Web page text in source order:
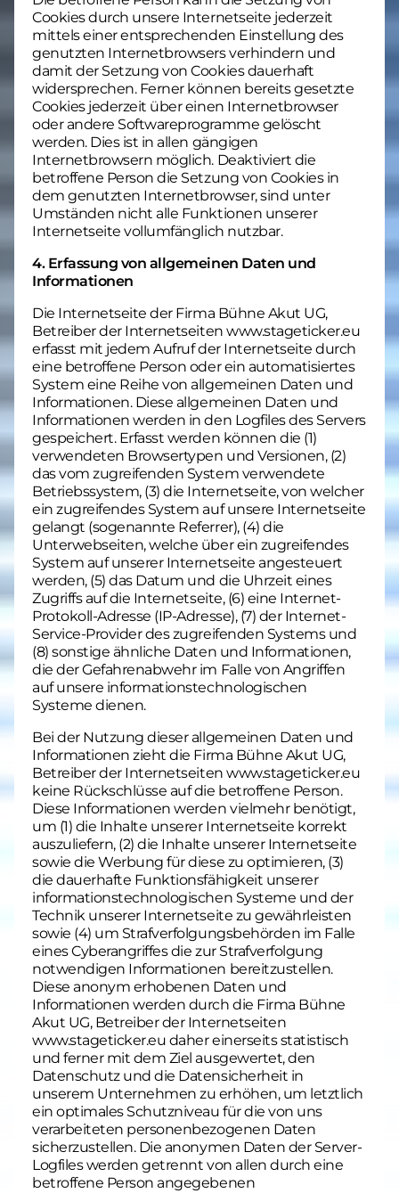
Cookies durch unsere Internetseite jederzeit
mittels einer entsprechenden Einstellung des
genutzten Internetbrowsers verhindern und
damit der Setzung von Cookies dauerhaft
widersprechen. Ferner können bereits gesetzte
Cookies jederzeit über einen Internetbrowser
oder andere Softwareprogramme gelöscht
werden. Dies ist in allen gängigen
Internetbrowsern möglich. Deaktiviert die
betroffene Person die Setzung von Cookies in
dem genutzten Internetbrowser, sind unter
Umständen nicht alle Funktionen unserer
Internetseite vollumfänglich nutzbar.
4. Erfassung von allgemeinen Daten und
Informationen
Die Internetseite der Firma Bühne Akut UG,
Betreiber der Internetseiten www.stageticker.eu
erfasst mit jedem Aufruf der Internetseite durch
eine betroffene Person oder ein automatisiertes
System eine Reihe von allgemeinen Daten und
Informationen. Diese allgemeinen Daten und
Informationen werden in den Logfiles des Servers
gespeichert. Erfasst werden können die (1)
verwendeten Browsertypen und Versionen, (2)
das vom zugreifenden System verwendete
Betriebssystem, (3) die Internetseite, von welcher
ein zugreifendes System auf unsere Internetseite
gelangt (sogenannte Referrer), (4) die
Unterwebseiten, welche über ein zugreifendes
System auf unserer Internetseite angesteuert
werden, (5) das Datum und die Uhrzeit eines
Zugriffs auf die Internetseite, (6) eine Internet-
Protokoll-Adresse (IP-Adresse), (7) der Internet-
Service-Provider des zugreifenden Systems und
(8) sonstige ähnliche Daten und Informationen,
die der Gefahrenabwehr im Falle von Angriffen
auf unsere informationstechnologischen
Systeme dienen.
Bei der Nutzung dieser allgemeinen Daten und
Informationen zieht die Firma Bühne Akut UG,
Betreiber der Internetseiten www.stageticker.eu
keine Rückschlüsse auf die betroffene Person.
Diese Informationen werden vielmehr benötigt,
um (1) die Inhalte unserer Internetseite korrekt
auszuliefern, (2) die Inhalte unserer Internetseite
sowie die Werbung für diese zu optimieren, (3)
die dauerhafte Funktionsfähigkeit unserer
informationstechnologischen Systeme und der
Technik unserer Internetseite zu gewährleisten
sowie (4) um Strafverfolgungsbehörden im Falle
eines Cyberangriffes die zur Strafverfolgung
notwendigen Informationen bereitzustellen.
Diese anonym erhobenen Daten und
Informationen werden durch die Firma Bühne
Akut UG, Betreiber der Internetseiten
www.stageticker.eu daher einerseits statistisch
und ferner mit dem Ziel ausgewertet, den
Datenschutz und die Datensicherheit in
unserem Unternehmen zu erhöhen, um letztlich
ein optimales Schutzniveau für die von uns
verarbeiteten personenbezogenen Daten
sicherzustellen. Die anonymen Daten der Server-
Logfiles werden getrennt von allen durch eine
betroffene Person angegebenen